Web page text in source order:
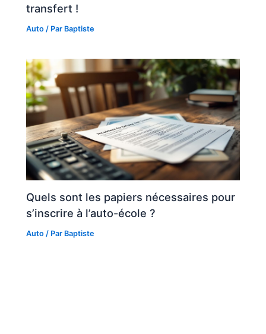
transfert !
Auto / Par Baptiste
Quels sont les papiers nécessaires pour
s’inscrire à l’auto-école ?
Auto / Par Baptiste